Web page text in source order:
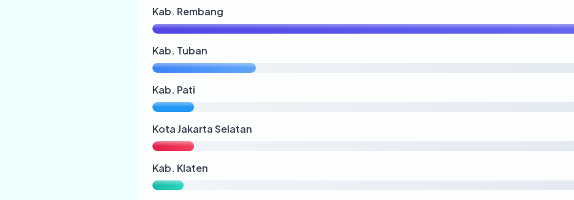
Kab. Rembang
Kab. Tuban
Kab. Pati
Kota Jakarta Selatan
Kab. Klaten